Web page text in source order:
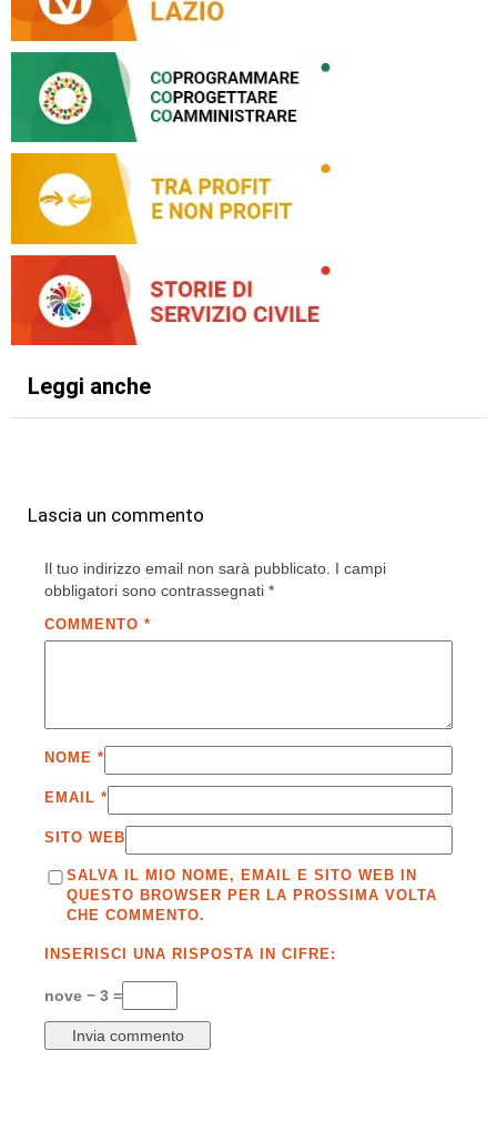
Leggi anche
Lascia un commento
Il tuo indirizzo email non sarà pubblicato. I campi
obbligatori sono contrassegnati *
COMMENTO *
NOME *
EMAIL *
SITO WEB
SALVA IL MIO NOME, EMAIL E SITO WEB IN
QUESTO BROWSER PER LA PROSSIMA VOLTA
CHE COMMENTO.
INSERISCI UNA RISPOSTA IN CIFRE:
nove − 3 =